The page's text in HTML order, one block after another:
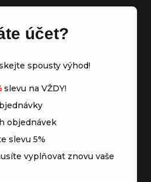
účet?
spousty výhod!
slevu na VŽDY!
objednávek
slevu 5%
vyplňovat znovu vaše